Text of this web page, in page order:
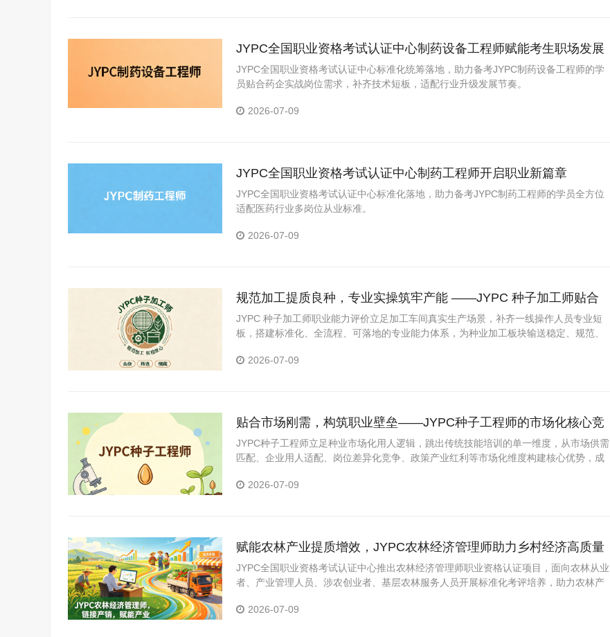
JYPC全国职业资格考试认证中心制药设备工程师赋能考生职场发展
JYPC全国职业资格考试认证中心标准化统筹落地，助力备考JYPC制药设备工程师的学
员贴合药企实战岗位需求，补齐技术短板，适配行业升级发展节奏。
2026-07-09
JYPC全国职业资格考试认证中心制药工程师开启职业新篇章
JYPC全国职业资格考试认证中心标准化落地，助力备考JYPC制药工程师的学员全方位
适配医药行业多岗位从业标准。
2026-07-09
规范加工提质良种，专业实操筑牢产能 ——JYPC 种子加工师贴合
产业现实专业解读
JYPC 种子加工师职业能力评价立足加工车间真实生产场景，补齐一线操作人员专业短
板，搭建标准化、全流程、可落地的专业能力体系，为种业加工板块输送稳定、规范、
2026-07-09
贴合市场刚需，构筑职业壁垒——JYPC种子工程师的市场化核心竞
争优势
JYPC种子工程师立足种业市场化用人逻辑，跳出传统技能培训的单一维度，从市场供需
匹配、企业用人适配、岗位差异化竞争、政策产业红利等市场化维度构建核心优势，成
2026-07-09
赋能农林产业提质增效，JYPC农林经济管理师助力乡村经济高质量
发展
JYPC全国职业资格考试认证中心推出农林经济管理师职业资格认证项目，面向农林从业
者、产业管理人员、涉农创业者、基层农林服务人员开展标准化考评培养，助力农林产
2026-07-09